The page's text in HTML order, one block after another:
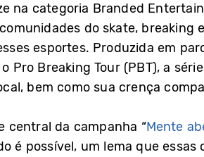
na categoria Branded
do skate,
esportes. Produzida em
Pro Breaking Tour (PBT), a
bem como sua crença
central da campanha “Mente
é possível, um lema que